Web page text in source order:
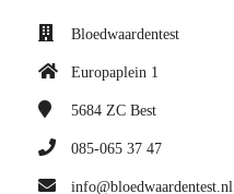
Bloedwaardentest
Europaplein 1
5684 ZC Best
085-065 37 47
info@bloedwaardentest.nl